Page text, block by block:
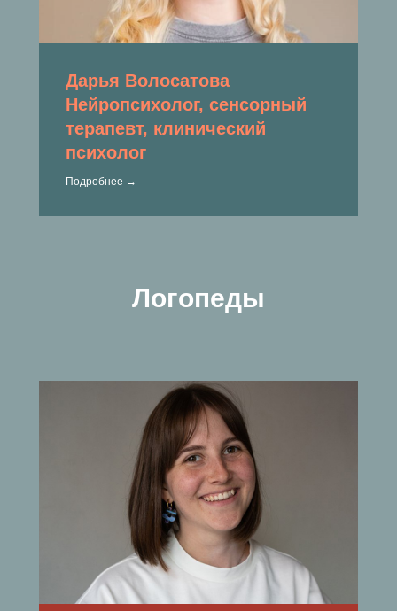
Дарья Волосатова
Нейропсихолог, сенсорный
терапевт, клинический
психолог
Подробнее →
Логопеды